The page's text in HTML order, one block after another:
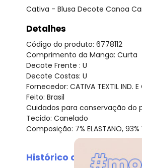
Cativa - Blusa Decote Canoa
Detalhes
Código do produto: 6778112
Comprimento da Manga: Curta
Decote Frente : U
Decote Costas: U
Fornecedor: CATIVA TEXTIL IND.
Feito: Brasil
Cuidados para conservação do
Tecido: Canelado
Composição: 7% ELASTANO, 93%
Histórico de preços